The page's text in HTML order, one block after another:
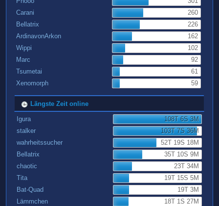
Carani
260
Bellatrix
226
ArdinavonArkon
162
Wippi
102
Marc
92
Tsumetai
61
Xenomorph
59
Längste Zeit online
Igura
108T 6S 3M
stalker
103T 7S 36M
wahrheitssucher
52T 19S 18M
Bellatrix
35T 10S 9M
chaotic
23T 34M
Tita
19T 15S 5M
Bat-Quad
19T 3M
Lämmchen
18T 1S 27M